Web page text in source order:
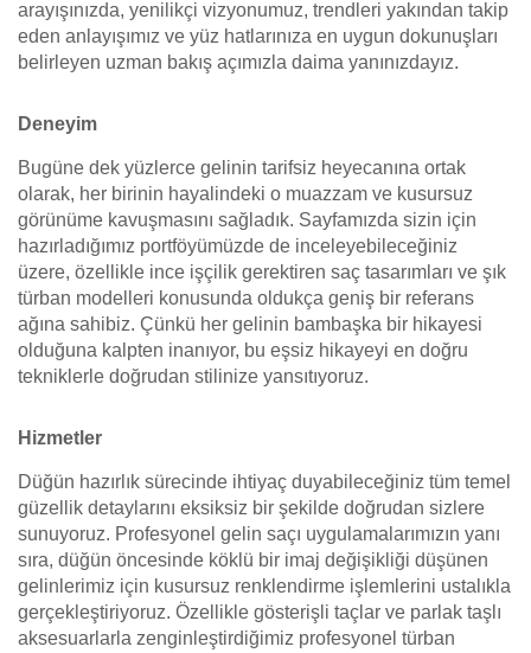
arayışınızda, yenilikçi vizyonumuz, trendleri yakından takip
eden anlayışımız ve yüz hatlarınıza en uygun dokunuşları
belirleyen uzman bakış açımızla daima yanınızdayız.
Deneyim
Bugüne dek yüzlerce gelinin tarifsiz heyecanına ortak
olarak, her birinin hayalindeki o muazzam ve kusursuz
görünüme kavuşmasını sağladık. Sayfamızda sizin için
hazırladığımız portföyümüzde de inceleyebileceğiniz
üzere, özellikle ince işçilik gerektiren saç tasarımları ve şık
türban modelleri konusunda oldukça geniş bir referans
ağına sahibiz. Çünkü her gelinin bambaşka bir hikayesi
olduğuna kalpten inanıyor, bu eşsiz hikayeyi en doğru
tekniklerle doğrudan stilinize yansıtıyoruz.
Hizmetler
Düğün hazırlık sürecinde ihtiyaç duyabileceğiniz tüm temel
güzellik detaylarını eksiksiz bir şekilde doğrudan sizlere
sunuyoruz. Profesyonel gelin saçı uygulamalarımızın yanı
sıra, düğün öncesinde köklü bir imaj değişikliği düşünen
gelinlerimiz için kusursuz renklendirme işlemlerini ustalıkla
gerçekleştiriyoruz. Özellikle gösterişli taçlar ve parlak taşlı
aksesuarlarla zenginleştirdiğimiz profesyonel türban